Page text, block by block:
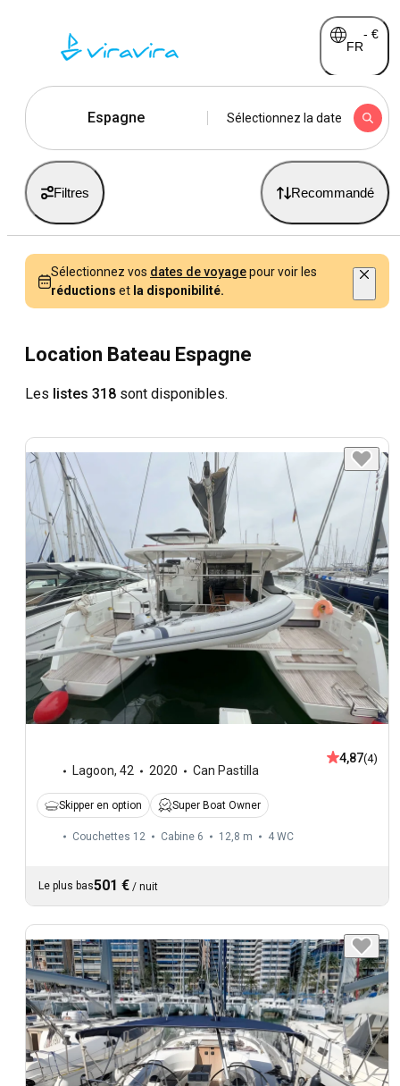
FR
- €
Espagne Sélectionnez la date
Filtres Recommandé
Sélectionnez vos dates de voyagepour voir les
réductions et la disponibilité.
Location Bateau Espagne
Les listes 318 sont disponibles.
Lagoon, 42 2020 Can Pastilla
4,87(4)
Skipper en option Super Boat Owner
Couchettes 12 Cabine 6 12,8 m 4 WC
Le plus bas501 € / nuit